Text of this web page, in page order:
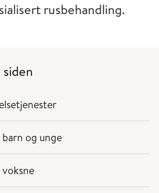
rusbehandling.
og unge